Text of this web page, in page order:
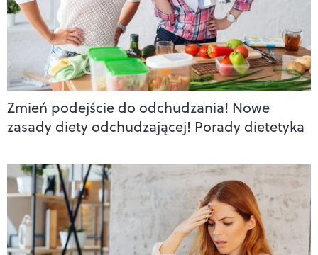
Zmień podejście do odchudzania! Nowe
zasady diety odchudzającej! Porady dietetyka